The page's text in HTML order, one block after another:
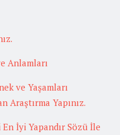
Anlamları
ve Yaşamları
Araştırma Yapınız.
İyi Yapandır Sözü İle